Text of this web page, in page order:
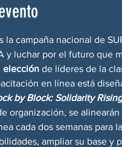
la campaña nacional de
y luchar por el futuro que
elección de líderes de la
en línea está
by Block: Solidarity Rising
organización, se
cada dos semanas para
ampliar su base y